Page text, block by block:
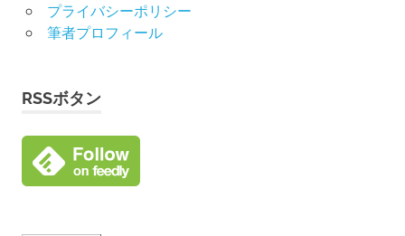
プライバシーポリシー
筆者プロフィール
RSSボタン